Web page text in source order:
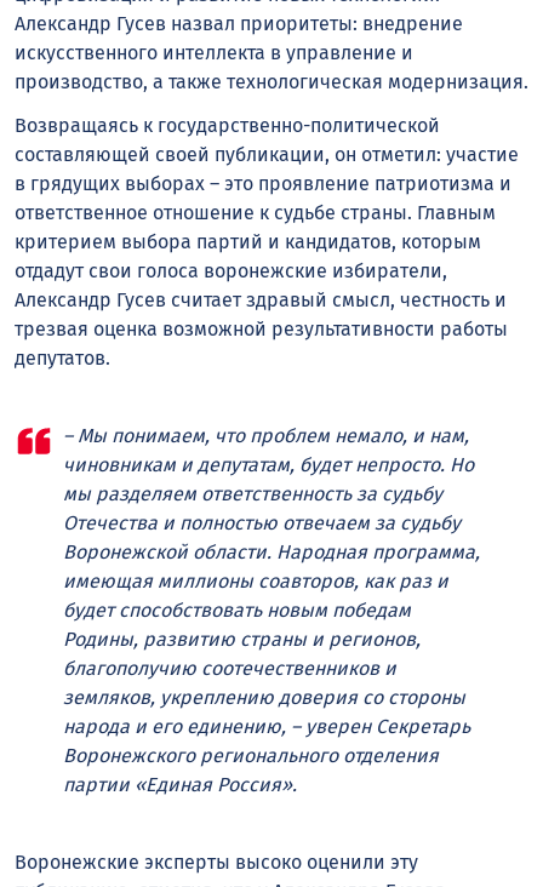
Александр Гусев назвал приоритеты: внедрение
искусственного интеллекта в управление и
производство, а также технологическая модернизация.
Возвращаясь к государственно-политической
составляющей своей публикации, он отметил: участие
в грядущих выборах – это проявление патриотизма и
ответственное отношение к судьбе страны. Главным
критерием выбора партий и кандидатов, которым
отдадут свои голоса воронежские избиратели,
Александр Гусев считает здравый смысл, честность и
трезвая оценка возможной результативности работы
депутатов.
– Мы понимаем, что проблем немало, и нам,
чиновникам и депутатам, будет непросто. Но
мы разделяем ответственность за судьбу
Отечества и полностью отвечаем за судьбу
Воронежской области. Народная программа,
имеющая миллионы соавторов, как раз и
будет способствовать новым победам
Родины, развитию страны и регионов,
благополучию соотечественников и
земляков, укреплению доверия со стороны
народа и его единению, – уверен Секретарь
Воронежского регионального отделения
партии «Единая Россия».
Воронежские эксперты высоко оценили эту